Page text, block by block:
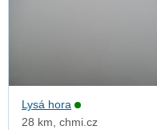
Lysá hora
28 km, chmi.cz